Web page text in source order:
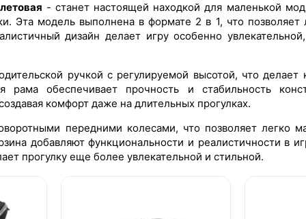
- станет настоящей находкой для маленькой
Эта модель выполнена в формате 2 в 1, что позволяет
дизайн делает игру особенно
ручкой с регулируемой высотой, что делает
рама обеспечивает прочность и стабильность
комфорт даже на длительных прогулках.
передними колесами, что позволяет легко
добавляют функциональности и реалистичности в
прогулку еще более увлекательной и стильной.